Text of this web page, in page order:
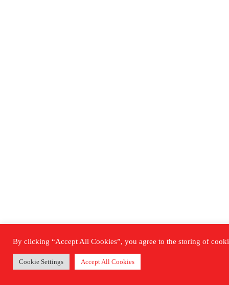
By clicking “Accept All Cookies”, you agree to the storing of
Cookie Settings Accept All Cookies